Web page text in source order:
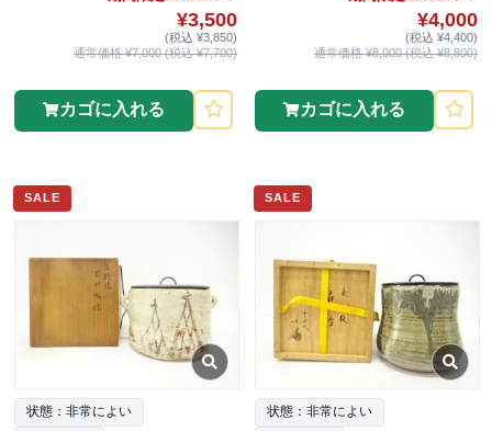
¥3,500
(税込 ¥3,850)
通常価格 ¥7,000 (税込 ¥7,700)
カゴに入れる
¥4,000
(税込 ¥4,400)
通常価格 ¥8,000 (税込 ¥8,800)
カゴに入れる
SALE
状態：非常によい
SALE
状態：非常によい